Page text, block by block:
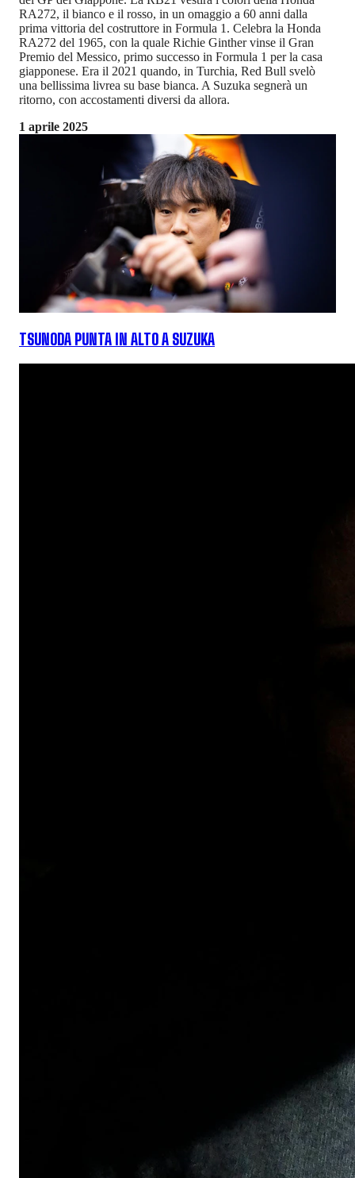
RA272, il bianco e il rosso, in un omaggio a 60 anni dalla
prima vittoria del costruttore in Formula 1. Celebra la Honda
RA272 del 1965, con la quale Richie Ginther vinse il Gran
Premio del Messico, primo successo in Formula 1 per la casa
giapponese. Era il 2021 quando, in Turchia, Red Bull svelò
una bellissima livrea su base bianca. A Suzuka segnerà un
ritorno, con accostamenti diversi da allora.
1 aprile 2025
TSUNODA PUNTA IN ALTO A SUZUKA